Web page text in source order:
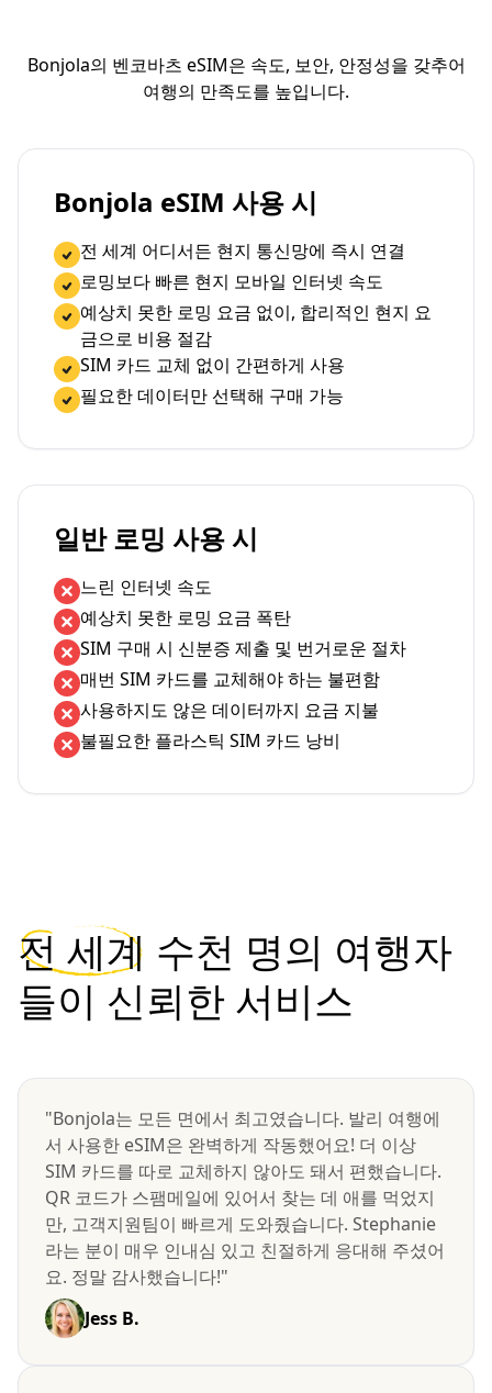
Bonjola의 벤코바츠 eSIM은 속도, 보안, 안정성을 갖추어
여행의 만족도를 높입니다.
Bonjola eSIM 사용 시
전 세계 어디서든 현지 통신망에 즉시 연결
로밍보다 빠른 현지 모바일 인터넷 속도
예상치 못한 로밍 요금 없이, 합리적인 현지 요
금으로 비용 절감
SIM 카드 교체 없이 간편하게 사용
필요한 데이터만 선택해 구매 가능
일반 로밍 사용 시
느린 인터넷 속도
예상치 못한 로밍 요금 폭탄
SIM 구매 시 신분증 제출 및 번거로운 절차
매번 SIM 카드를 교체해야 하는 불편함
사용하지도 않은 데이터까지 요금 지불
불필요한 플라스틱 SIM 카드 낭비
전 세계 수천 명의 여행자
들이 신뢰한 서비스
"Bonjola는 모든 면에서 최고였습니다. 발리 여행에
서 사용한 eSIM은 완벽하게 작동했어요! 더 이상
SIM 카드를 따로 교체하지 않아도 돼서 편했습니다.
QR 코드가 스팸메일에 있어서 찾는 데 애를 먹었지
만, 고객지원팀이 빠르게 도와줬습니다. Stephanie
라는 분이 매우 인내심 있고 친절하게 응대해 주셨어
요. 정말 감사했습니다!"
Jess B.